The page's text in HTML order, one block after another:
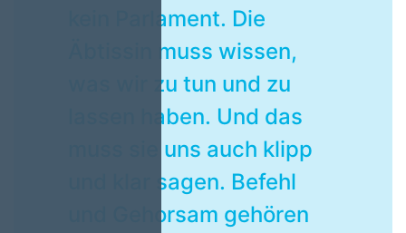
kein Parlament. Die
Äbtissin muss wissen,
was wir zu tun und zu
lassen haben. Und das
muss sie uns auch klipp
und klar sagen. Befehl
und Gehorsam gehören